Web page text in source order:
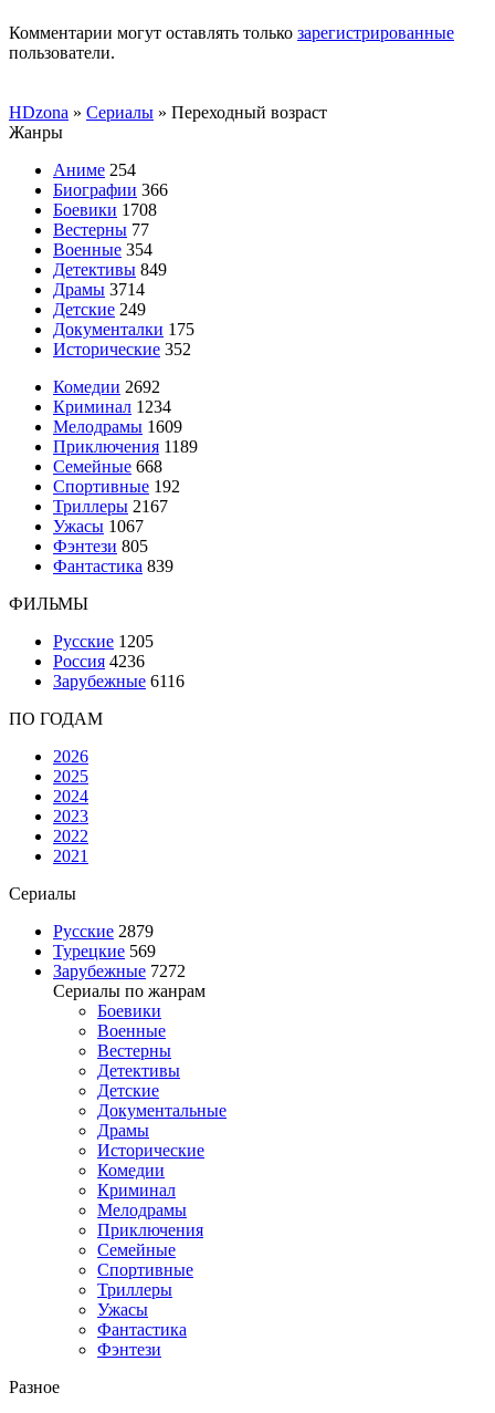
Комментарии могут оставлять только зарегистрированные
пользователи.
HDzona » Сериалы » Переходный возраст
Жанры
Аниме 254
Биографии 366
Боевики 1708
Вестерны 77
Военные 354
Детективы 849
Драмы 3714
Детские 249
Документалки 175
Исторические 352
Комедии 2692
Криминал 1234
Мелодрамы 1609
Приключения 1189
Семейные 668
Спортивные 192
Триллеры 2167
Ужасы 1067
Фэнтези 805
Фантастика 839
ФИЛЬМЫ
Русские 1205
Россия 4236
Зарубежные 6116
ПО ГОДАМ
2026
2025
2024
2023
2022
2021
Сериалы
Русские 2879
Турецкие 569
Зарубежные 7272
Сериалы по жанрам
Боевики
Военные
Вестерны
Детективы
Детские
Документальные
Драмы
Исторические
Комедии
Криминал
Мелодрамы
Приключения
Семейные
Спортивные
Триллеры
Ужасы
Фантастика
Фэнтези
Разное